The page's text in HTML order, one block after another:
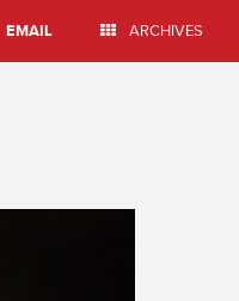
EMAIL ARCHIVES